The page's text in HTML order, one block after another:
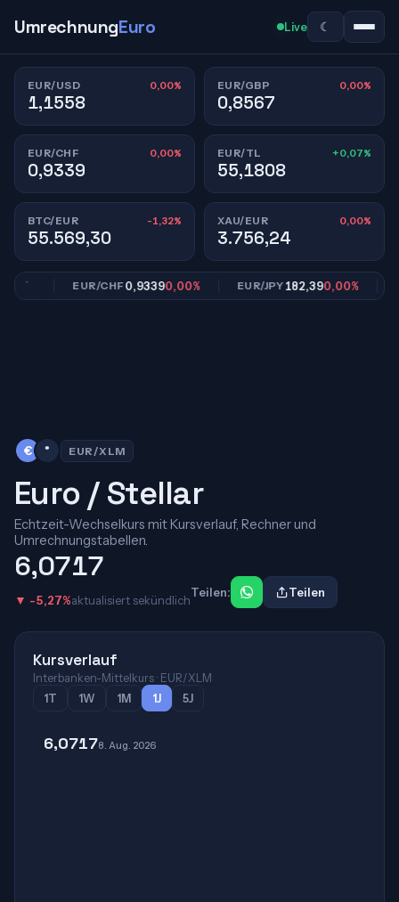
UmrechnungEuro Live ☾
EUR/USD 0,00%
1,1558
EUR/GBP 0,00%
0,8567
EUR/CHF 0,00%
0,9339
EUR/TL +0,07%
55,1808
BTC/EUR -1,32%
55.569,30
XAU/EUR 0,00%
3.756,24
EUR/CHF0,93390,00% EUR/JPY182,390,00%
€ * EUR/XLM
Euro / Stellar
Echtzeit-Wechselkurs mit Kursverlauf, Rechner und
Umrechnungstabellen.
6,0717
▼ -5,27%aktualisiert sekündlich
Teilen: Teilen
Kursverlauf
Interbanken-Mittelkurs · EUR/XLM
1T
1W 1M 1J 5J
6,07178. Aug. 2026